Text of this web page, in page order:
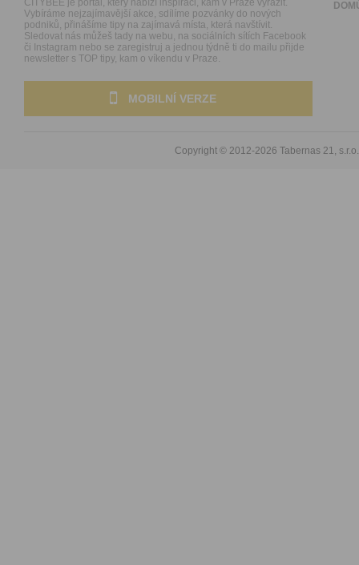
CITYBEE je portál, který nabízí inspiraci, kam v Praze vyrazit.
Vybíráme nejzajímavější akce, sdílíme pozvánky do nových
podniků, přinášíme tipy na zajímavá místa, která navštívit.
Sledovat nás můžeš tady na webu, na sociálních sítích Facebook
či Instagram nebo se zaregistruj a jednou týdně ti do mailu přijde
newsletter s TOP tipy, kam o víkendu v Praze.
MOBILNÍ VERZE
Copyright © 2012-2026 Tabernas 21, s.r.o.